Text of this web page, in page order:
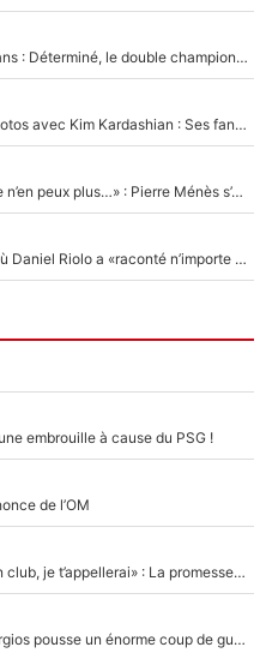
Le PSG veut s'offrir une pépite de 16 ans : Déterminé, le double champion d'Europe en titre est prêt à lâcher 40M€ pour celui que l'on compare déjà à Vinicius Jr !
Lewis Hamilton poste de nouvelles photos avec Kim Kardashian : Ses fans le voient déjà redevenir champion du monde de F1 grâce à elle !
«Un très mauvais choix pour le PSG, je n’en peux plus…» : Pierre Ménès s’est complètement trompé avec Luis Enrique et ces déclarations le prouvent !
«Je m’en veux terriblement» : Le jour où Daniel Riolo a «raconté n’importe quoi» dans l'After Foot !
embrouille à cause du PSG !
de l’OM
Mercato - OM - «Dès que je prends un club, je t’appellerai» : La promesse de Marcelino au moment de claquer la porte
Victime de racisme contre Murray, Kyrgios pousse un énorme coup de gueule !